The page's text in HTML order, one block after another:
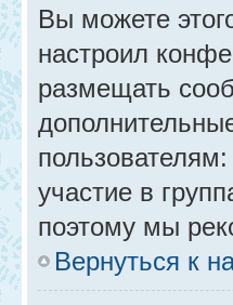
Вы можете
настроил
размещать
участие в
поэтому мы
Вернуться к